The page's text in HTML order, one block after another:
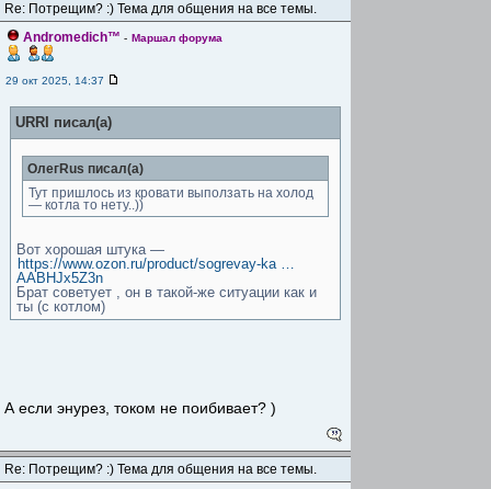
Re: Потрещим? :) Тема для общения на все темы.
Andromedich™ - Маршал форума
29 окт 2025, 14:37
URRI писал(а)
ОлегRus писал(а)
Тут пришлось из кровати выползать на холод
— котла то нету..))
Вот хорошая штука —
https://www.ozon.ru/product/sogrevay-ka …
AABHJx5Z3n
Брат советует , он в такой-же ситуации как и
ты (с котлом)
А если энурез, током не поибивает? )
Re: Потрещим? :) Тема для общения на все темы.